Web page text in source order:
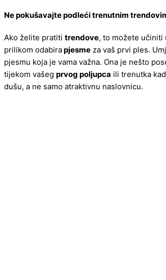
Ne pokušavajte podleći trenutnim
Ako želite pratiti trendove, to možete učiniti
prilikom odabirapjesme za vaš prvi ples.
pjesmu koja je vama važna. Ona je nešto
tijekom vašeg prvog poljupca ili trenutka
dušu, a ne samo atraktivnu naslovnicu.